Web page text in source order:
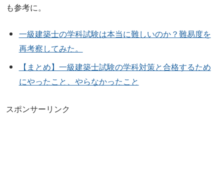
も参考に。
一級建築士の学科試験は本当に難しいのか？難易度を
再考察してみた。
【まとめ】一級建築士試験の学科対策と合格するため
にやったこと、やらなかったこと
スポンサーリンク